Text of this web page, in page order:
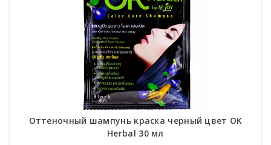
Оттеночный шампунь краска черный цвет OK
Herbal 30 мл